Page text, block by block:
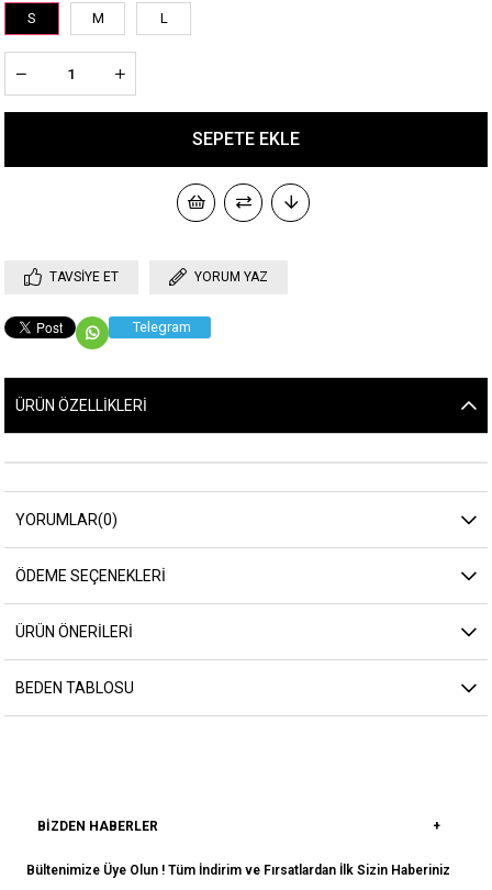
S M L
TAVSIYE ET YORUM YAZ
Telegram
ÜRÜN ÖZELLIKLERI
YORUMLAR(0)
ÖDEME SEÇENEKLERI
ÜRÜN ÖNERILERI
BEDEN TABLOSU
BIZDEN HABERLER
Bültenimize Üye Olun ! Tüm İndirim ve Fırsatlardan İlk Sizin Haberiniz